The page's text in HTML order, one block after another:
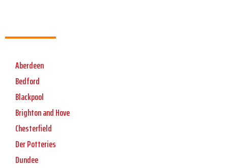
Aberdeen
Bedford
Blackpool
Brighton and Hove
Chesterfield
Der Potteries
Dundee